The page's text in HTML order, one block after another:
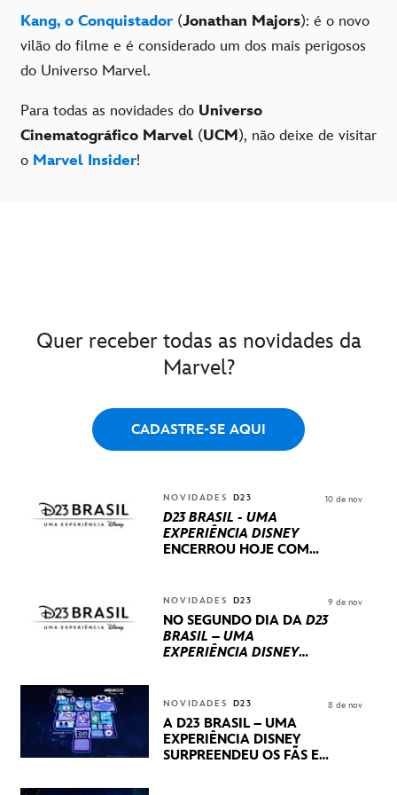
Kang, o Conquistador (Jonathan Majors): é o novo
vilão do filme e é considerado um dos mais perigosos
do Universo Marvel.
Para todas as novidades do Universo
Cinematográfico Marvel (UCM), não deixe de visitar
o Marvel Insider!
Quer receber todas as novidades da
Marvel?
CADASTRE-SE AQUI
NOVIDADES D23
D23 BRASIL - UMA
EXPERIÊNCIA DISNEY
ENCERROU HOJE COM
INTERNACIONAIS E
PRODUÇÕES BRASILEIRAS
10 de nov
NOVIDADES D23
NO SEGUNDO DIA DA D23
BRASIL – UMA
EXPERIÊNCIA DISNEY
STUDIOS REVELARAM
PRÉVIAS E NOVIDADES
DOS SEUS PRÓXIMOS
LANÇAMENTOS
9 de nov
NOVIDADES D23
A D23 BRASIL – UMA
EXPERIÊNCIA DISNEY
SURPREENDEU OS FÃS EM
8 de nov